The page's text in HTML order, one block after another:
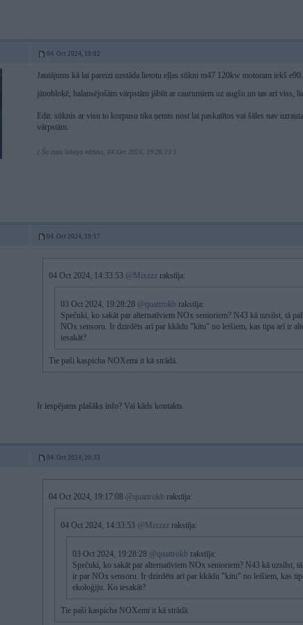
04. Oct 2024, 19:02
Jautājums kā lai pareizi uzstāda lietotu eļļas sūkni m47 120kw motoram iekš
jānobloķē, balansējošām vārpstām jābūt ar caurumiem uz augšu un tas arī viss,
Edit: sūknis ar visu to korpusu tika ņemts nost lai paskatītos vai šāles nav
vārpstām.
[ Šo ziņu laboja edzuss, 04 Oct 2024, 19:26:13 ]
04. Oct 2024, 19:17
04 Oct 2024, 14:33:53 @Mixzzz rakstīja:
03 Oct 2024, 19:28:28 @quattrokb rakstīja:
Spečuki, ko sakāt par alternatīviem NOx senioriem? N43 kā uzsilst, tā
NOx sensoru. Ir dzirdēts arī par kkādu "kitu" no leišiem, kas tipa arī ir
iesakāt?
Tie paši kaspicha NOXemi it kā strādā.
Ir iespējams plašāks info? Vai kāds kontakts.
04. Oct 2024, 20:33
04 Oct 2024, 19:17:08 @quattrokb rakstīja:
04 Oct 2024, 14:33:53 @Mixzzz rakstīja:
03 Oct 2024, 19:28:28 @quattrokb rakstīja:
Spečuki, ko sakāt par alternatīviem NOx senioriem? N43 kā uzsilst,
ir par NOx sensoru. Ir dzirdēts arī par kkādu "kitu" no leišiem, kas
ekoloģiju. Ko iesakāt?
Tie paši kaspicha NOXemi it kā strādā.